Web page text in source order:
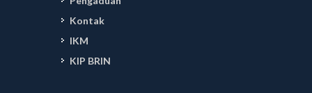
Kontak
IKM
KIP BRIN